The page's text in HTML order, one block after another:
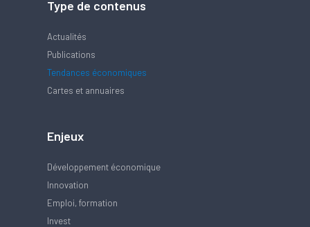
Type de contenus
Actualités
Publications
Tendances économiques
Cartes et annuaires
Enjeux
Développement économique
Innovation
Emploi, formation
Invest